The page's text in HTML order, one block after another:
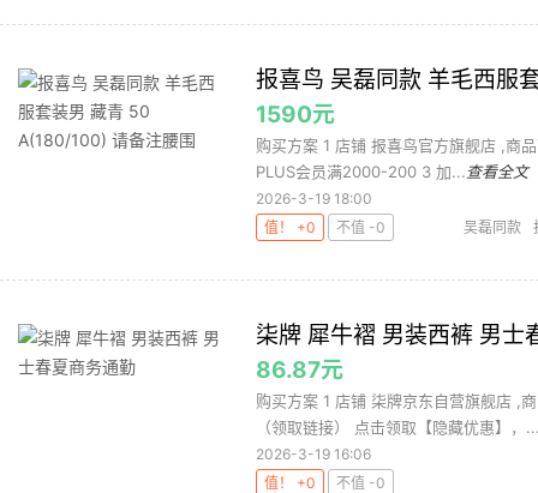
报喜鸟 吴磊同款 羊毛西服
1590元
购买方案 1 店铺 报喜鸟官方旗舰店 ,商
PLUS会员满2000-200 3 加... 查看全文
2026-3-19 18:00
值！ +0
不值 -0 吴磊同款
柒牌 犀牛褶 男装西裤 男士
86.87元
购买方案 1 店铺 柒牌京东自营旗舰店 ,
（领取链接） 点击领取【隐藏优惠】，
2026-3-19 16:06
值！ +0
不值 -0